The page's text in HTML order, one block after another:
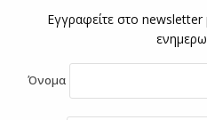
Εγγραφείτε στο newsletter
Όνομα